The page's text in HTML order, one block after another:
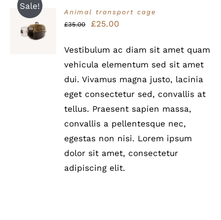
Sale!
Bewertet
mit5.00von
5
IN DEN
WARENKORB
Animal transport cage
£35.00
Ursprünglicher
war:
£35.00
£25.00
ist:
£25.00.
Vestibulum ac diam sit amet quam
vehicula elementum sed sit amet
dui. Vivamus magna justo, lacinia
eget consectetur sed, convallis at
tellus. Praesent sapien massa,
convallis a pellentesque nec,
egestas non nisi. Lorem ipsum
dolor sit amet, consectetur
adipiscing elit.